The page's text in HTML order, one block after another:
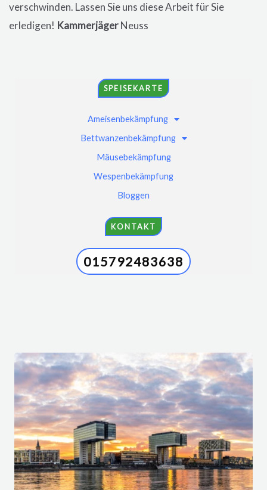
SPEISEKARTE
Ameisenbekämpfung
Bettwanzenbekämpfung
Mäusebekämpfung
Wespenbekämpfung
Bloggen
KONTAKT
015792483638
verschwinden. Lassen Sie uns diese Arbeit für Sie
erledigen! KammerjägerNeuss